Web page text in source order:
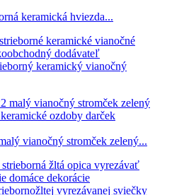
keramická hviezda...
keramický vianočný
vianočný stromček zelený...
vyrezávanej sviečky